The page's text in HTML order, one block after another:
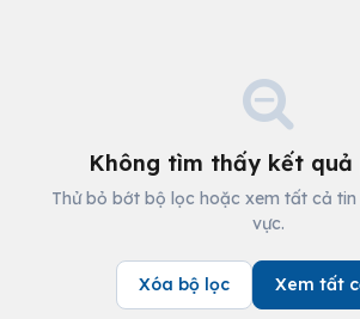
Không tìm thấy kết quả
Thử bỏ bớt bộ lọc hoặc xem tất cả
vực.
Xóa bộ lọc Xem tất